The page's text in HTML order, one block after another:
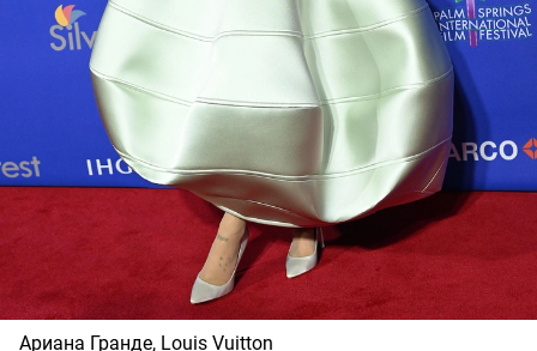
Ариана Гранде, Louis Vuitton